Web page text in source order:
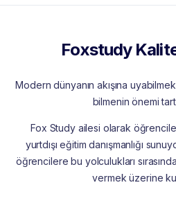
Foxstudy
Modern dünyanın akışına
bilmenin önemi
Fox Study ailesi olarak
yurtdışı eğitim danışmanlığı
öğrencilere bu yolculukları
vermek üzerine